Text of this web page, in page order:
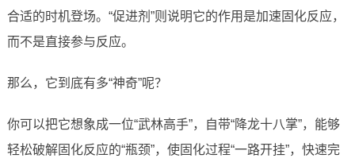
合适的时机登场。“促进剂”则说明它的作用是加速固化反应，
而不是直接参与反应。
那么，它到底有多“神奇”呢？
你可以把它想象成一位“武林高手”，自带“降龙十八掌”，能够
轻松破解固化反应的“瓶颈”，使固化过程“一路开挂”，快速完